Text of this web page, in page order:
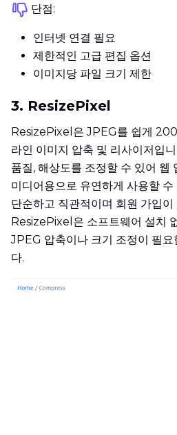
단점:
인터넷 연결 필요
제한적인 고급 편집 옵션
이미지당 파일 크기 제한
3. ResizePixel
ResizePixel은 JPEG를 쉽게
라인 이미지 압축 및 리사이저입
품질, 해상도를 조정할 수 있어 웹
미디어용으로 유연하게 사용할
단순하고 직관적이며 회원 가입
ResizePixel은 소프트웨어 설치
JPEG 압축이나 크기 조정이 필요
다.